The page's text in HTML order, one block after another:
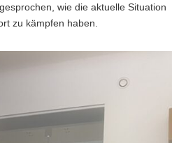
wie die aktuelle Situation
zu kämpfen haben.